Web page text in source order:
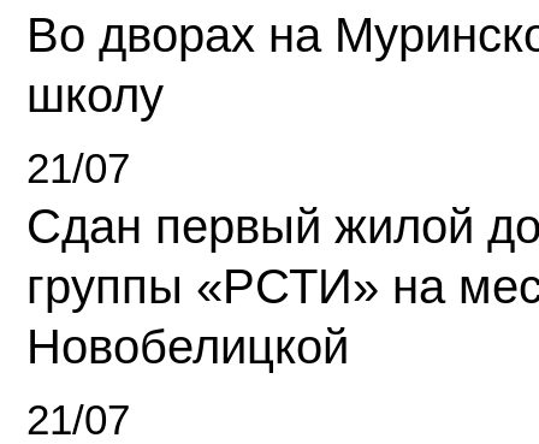
Во дворах на
школу
21/07
Сдан первый жилой
группы «РСТИ» на
Новобелицкой
21/07